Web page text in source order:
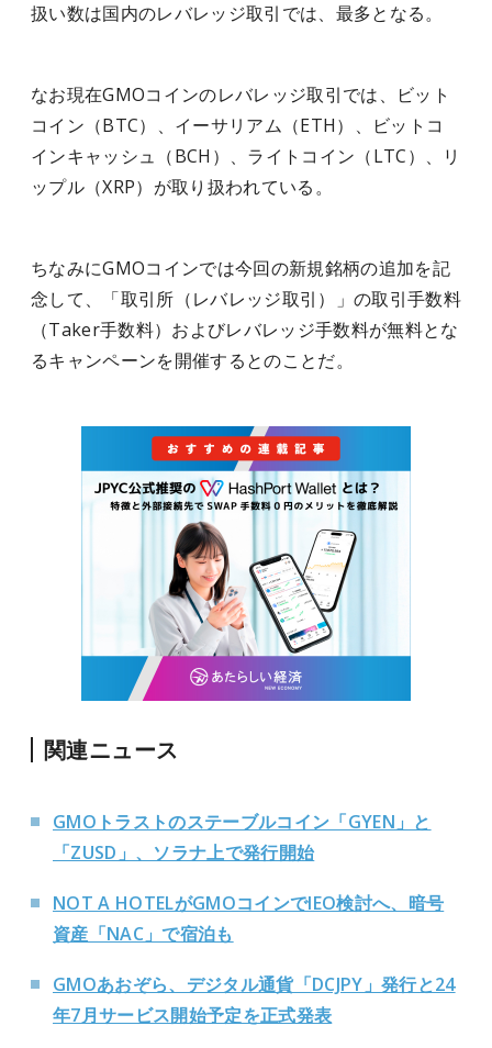
扱い数は国内のレバレッジ取引では、最多となる。
なお現在GMOコインのレバレッジ取引では、ビット
コイン（BTC）、イーサリアム（ETH）、ビットコ
インキャッシュ（BCH）、ライトコイン（LTC）、リ
ップル（XRP）が取り扱われている。
ちなみにGMOコインでは今回の新規銘柄の追加を記
念して、「取引所（レバレッジ取引）」の取引手数料
（Taker手数料）およびレバレッジ手数料が無料とな
るキャンペーンを開催するとのことだ。
関連ニュース
GMOトラストのステーブルコイン「GYEN」と
「ZUSD」、ソラナ上で発行開始
NOT A HOTELがGMOコインでIEO検討へ、暗号
資産「NAC」で宿泊も
GMOあおぞら、デジタル通貨「DCJPY」発行と24
年7月サービス開始予定を正式発表